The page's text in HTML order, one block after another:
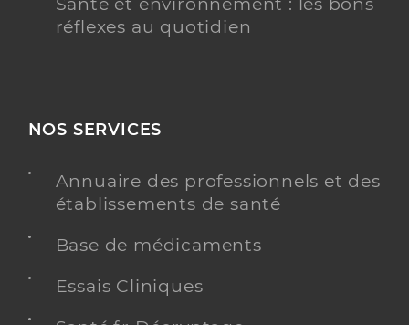
Santé et environnement : les bons
réflexes au quotidien
NOS SERVICES
Annuaire des professionnels et des
établissements de santé
Base de médicaments
Essais Cliniques